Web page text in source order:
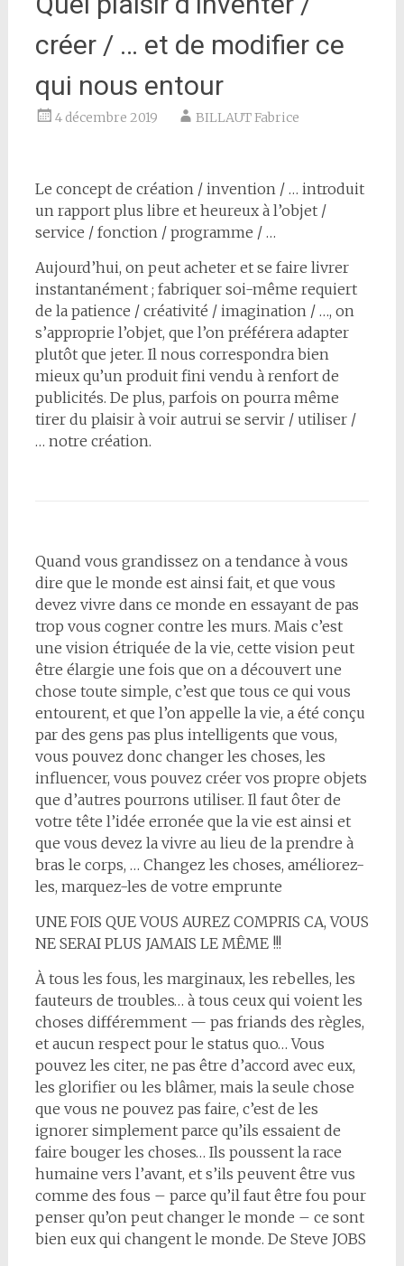
créer / … et de modifier ce
qui nous entour
4 décembre 2019 BILLAUT Fabrice
Le concept de création / invention / … introduit
un rapport plus libre et heureux à l’objet /
service / fonction / programme / …
Aujourd’hui, on peut acheter et se faire livrer
instantanément ; fabriquer soi-même requiert
de la patience / créativité / imagination / …, on
s’approprie l’objet, que l’on préférera adapter
plutôt que jeter. Il nous correspondra bien
mieux qu’un produit fini vendu à renfort de
publicités. De plus, parfois on pourra même
tirer du plaisir à voir autrui se servir / utiliser /
… notre création.
Quand vous grandissez on a tendance à vous
dire que le monde est ainsi fait, et que vous
devez vivre dans ce monde en essayant de pas
trop vous cogner contre les murs. Mais c’est
une vision étriquée de la vie, cette vision peut
être élargie une fois que on a découvert une
chose toute simple, c’est que tous ce qui vous
entourent, et que l’on appelle la vie, a été conçu
par des gens pas plus intelligents que vous,
vous pouvez donc changer les choses, les
influencer, vous pouvez créer vos propre objets
que d’autres pourrons utiliser. Il faut ôter de
votre tête l’idée erronée que la vie est ainsi et
que vous devez la vivre au lieu de la prendre à
bras le corps, … Changez les choses, améliorez-
les, marquez-les de votre emprunte
UNE FOIS QUE VOUS AUREZ COMPRIS CA, VOUS
NE SERAI PLUS JAMAIS LE MÊME !!!
À tous les fous, les marginaux, les rebelles, les
fauteurs de troubles… à tous ceux qui voient les
choses différemment — pas friands des règles,
et aucun respect pour le status quo… Vous
pouvez les citer, ne pas être d’accord avec eux,
les glorifier ou les blâmer, mais la seule chose
que vous ne pouvez pas faire, c’est de les
ignorer simplement parce qu’ils essaient de
faire bouger les choses… Ils poussent la race
humaine vers l’avant, et s’ils peuvent être vus
comme des fous – parce qu’il faut être fou pour
penser qu’on peut changer le monde – ce sont
bien eux qui changent le monde. De Steve JOBS